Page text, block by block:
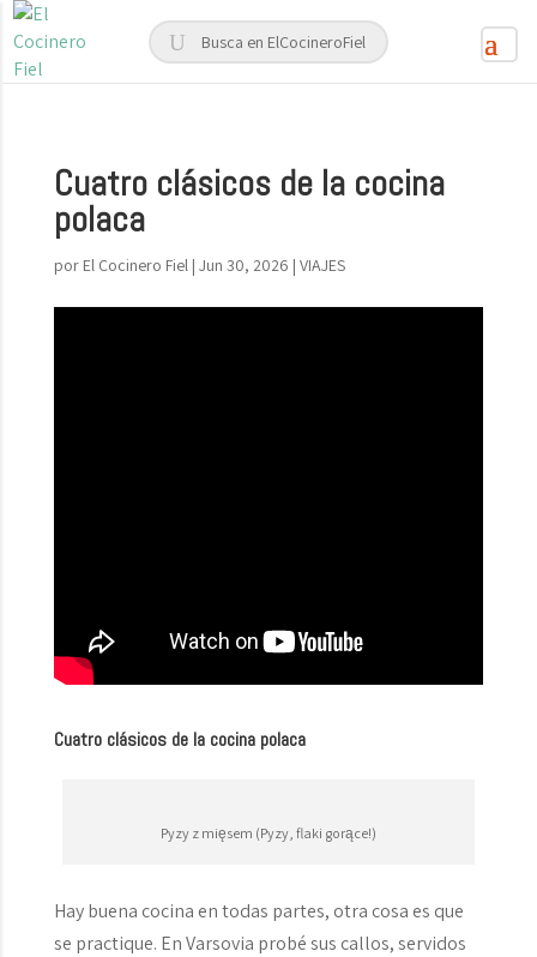
Cuatro clásicos de la cocina
polaca
por El Cocinero Fiel| Jun 30, 2026 | VIAJES
Cuatro clásicos de la cocina polaca
Pyzy z mięsem (Pyzy, flaki gorące!)
Hay buena cocina en todas partes, otra cosa es que
se practique. En Varsovia probé sus callos, servidos